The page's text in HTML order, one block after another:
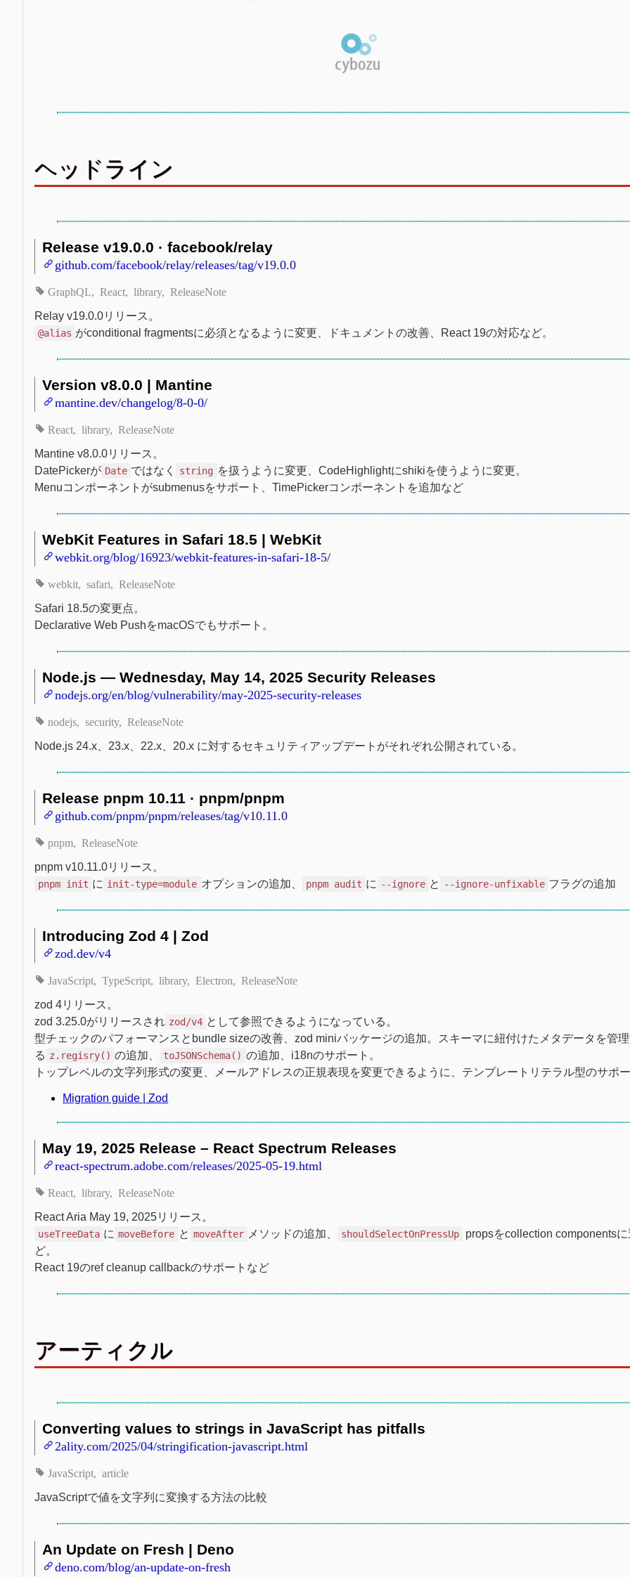
ヘッドライン
Release v19.0.0 · facebook/relay
github.com/facebook/relay/releases/tag/v19.0.0
GraphQL React library ReleaseNote
Relay v19.0.0リリース。
@alias がconditional fragmentsに必須となるように変更、ドキュメントの改善、React 19の対応など。
Version v8.0.0 | Mantine
mantine.dev/changelog/8-0-0/
React library ReleaseNote
Mantine v8.0.0リリース。
DatePickerが Date ではなく string を扱うように変更、CodeHighlightにshikiを使うように変更。
Menuコンポーネントがsubmenusをサポート、TimePickerコンポーネントを追加など
WebKit Features in Safari 18.5 | WebKit
webkit.org/blog/16923/webkit-features-in-safari-18-5/
webkit safari ReleaseNote
Safari 18.5の変更点。
Declarative Web PushをmacOSでもサポート。
Node.js — Wednesday, May 14, 2025 Security Releases
nodejs.org/en/blog/vulnerability/may-2025-security-releases
nodejs security ReleaseNote
Node.js 24.x、23.x、22.x、20.x に対するセキュリティアップデートがそれぞれ公開されている。
Release pnpm 10.11 · pnpm/pnpm
github.com/pnpm/pnpm/releases/tag/v10.11.0
pnpm ReleaseNote
pnpm v10.11.0リリース。
pnpm init に init-type=module オプションの追加、 pnpm audit に --ignore と --ignore-unfixable フラグの追加
Introducing Zod 4 | Zod
zod.dev/v4
JavaScript TypeScript library Electron ReleaseNote
zod 4リリース。
zod 3.25.0がリリースされ zod/v4 として参照できるようになっている。
型チェックのパフォーマンスとbundle sizeの改善、zod miniパッケージの追加。スキーマに紐付けたメタデータを管
る z.regisry() の追加、 toJSONSchema() の追加、i18nのサポート。
トップレベルの文字列形式の変更、メールアドレスの正規表現を変更できるように、テンプレートリテラル型のサポ
Migration guide | Zod
May 19, 2025 Release – React Spectrum Releases
react-spectrum.adobe.com/releases/2025-05-19.html
React library ReleaseNote
React Aria May 19, 2025リリース。
useTreeData に moveBefore と moveAfter メソッドの追加、 shouldSelectOnPressUp
propsをcollection components
ど。
React 19のref cleanup callbackのサポートなど
アーティクル
Converting values to strings in JavaScript has pitfalls
2ality.com/2025/04/stringification-javascript.html
JavaScript article
JavaScriptで値を文字列に変換する方法の比較
An Update on Fresh | Deno
deno.com/blog/an-update-on-fresh